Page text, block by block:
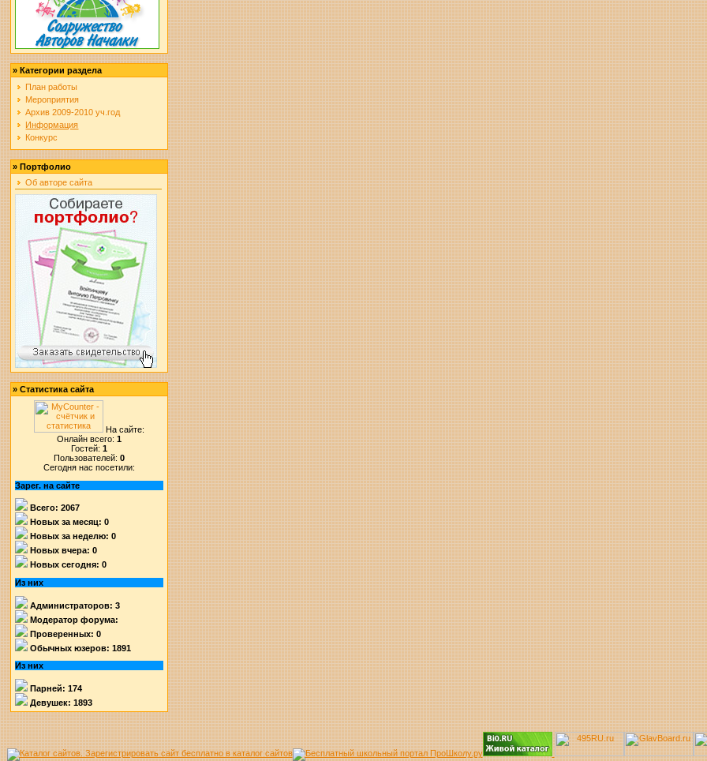
»Категории раздела
План работы
Мероприятия
Архив 2009-2010 уч.год
Информация
Конкурс
»Портфолио
Об авторе сайта
»Статистика сайта
На сайте:
Онлайн всего:1
Гостей:1
Пользователей:0
Сегодня нас посетили:
Зарег. на сайте
Всего: 2067
Новых за месяц: 0
Новых за неделю: 0
Новых вчера: 0
Новых сегодня: 0
Из них
Администраторов: 3
Модератор форума:
Проверенных: 0
Обычных юзеров: 1891
Из них
Парней: 174
Девушек: 1893